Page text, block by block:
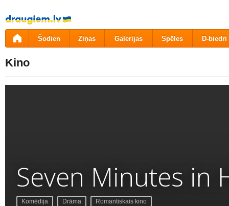
Pāriet
uz
saturu
Šodien Ziņas Galerijas Spēles D-biedri
Kino
Seven Minutes in
Komēdija Drāma Romantiskais kino